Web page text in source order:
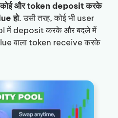
कोई और token deposit करके
हो. उसी तरह, कोई भी user
में deposit करके और बदले में
वाला token receive करके